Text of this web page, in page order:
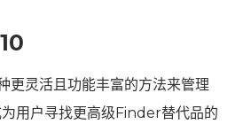
更灵活且功能丰富的方法来管理
用户寻找更高级Finder替代品的